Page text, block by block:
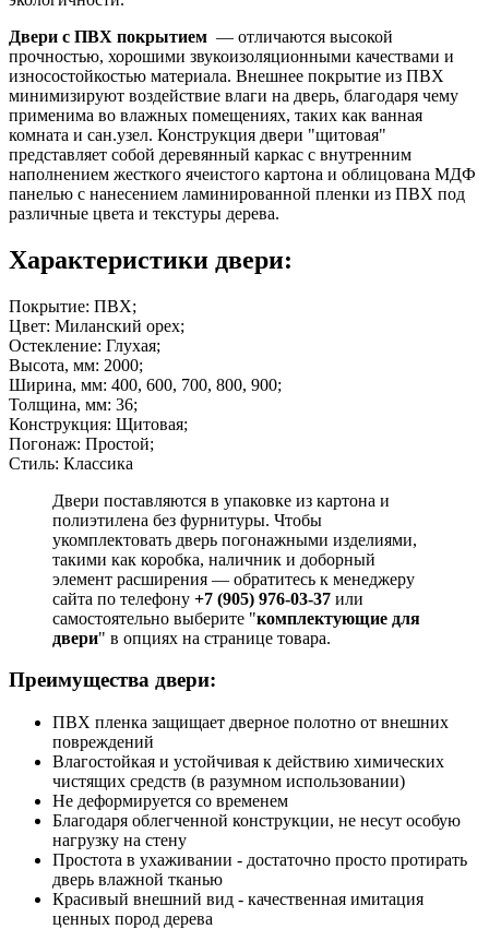
Двери с ПВХ покрытием — отличаются высокой
прочностью, хорошими звукоизоляционными качествами и
износостойкостью материала. Внешнее покрытие из ПВХ
минимизируют воздействие влаги на дверь, благодаря чему
применима во влажных помещениях, таких как ванная
комната и сан.узел. Конструкция двери "щитовая"
представляет собой деревянный каркас с внутренним
наполнением жесткого ячеистого картона и облицована МДФ
панелью с нанесением ламинированной пленки из ПВХ под
различные цвета и текстуры дерева.
Характеристики двери:
Покрытие: ПВХ;
Цвет: Миланский орех;
Остекление: Глухая;
Высота, мм: 2000;
Ширина, мм: 400, 600, 700, 800, 900;
Толщина, мм: 36;
Конструкция: Щитовая;
Погонаж: Простой;
Стиль: Классика
Двери поставляются в упаковке из картона и
полиэтилена без фурнитуры. Чтобы
укомплектовать дверь погонажными изделиями,
такими как коробка, наличник и доборный
элемент расширения — обратитесь к менеджеру
сайта по телефону +7 (905) 976-03-37 или
самостоятельно выберите "комплектующие для
двери" в опциях на странице товара.
Преимущества двери:
ПВХ пленка защищает дверное полотно от внешних
повреждений
Влагостойкая и устойчивая к действию химических
чистящих средств (в разумном использовании)
Не деформируется со временем
Благодаря облегченной конструкции, не несут особую
нагрузку на стену
Простота в ухаживании - достаточно просто протирать
дверь влажной тканью
Красивый внешний вид - качественная имитация
ценных пород дерева